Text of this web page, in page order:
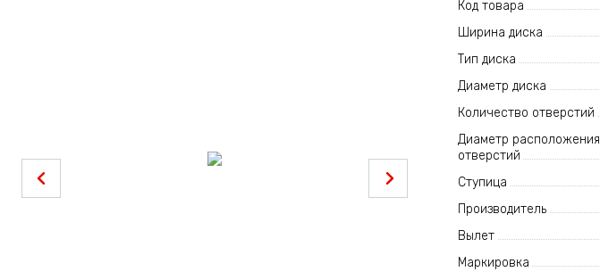
Код товара
Ширина диска
Тип диска
Диаметр диска
Количество отверстий
Диаметр расположения
отверстий
Ступица
Производитель
Вылет
Маркировка